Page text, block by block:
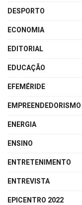
DESPORTO
ECONOMIA
EDITORIAL
EDUCAÇÃO
EFEMÉRIDE
EMPREENDEDORISMO
ENERGIA
ENSINO
ENTRETENIMENTO
ENTREVISTA
EPICENTRO 2022